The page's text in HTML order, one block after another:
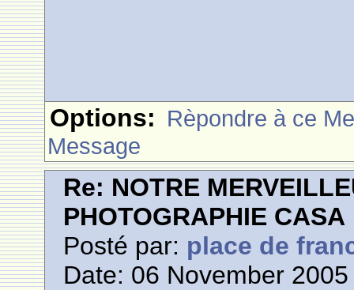
Options: Rèpondre à ce
Message
Re: NOTRE
PHOTOGRAPHIE CASA
Posté par: place de
Date: 06 November